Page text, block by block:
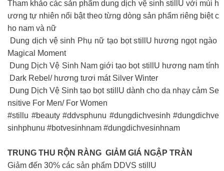
Tham khảo các sản phẩm dung dịch vệ sinh stillU với mùi h
ương tự nhiên nổi bật theo từng dòng sản phẩm riêng biệt c
ho nam và nữ
Dung dịch vệ sinh Phụ nữ tạo bọt stillU hương ngọt ngào
Magical Moment
Dung Dịch Vệ Sinh Nam giới tạo bọt stillU hương nam tính
Dark Rebel/ hương tươi mát Silver Winter
Dung Dịch Vệ Sinh tạo bọt stillU dành cho da nhạy cảm Se
nsitive For Men/ For Women
#stillu #beauty #ddvsphunu #dungdichvesinh #dungdichve
sinhphunu #botvesinhnam #dungdichvesinhnam
TRUNG THU RỘN RÀNG GIẢM GIÁ NGẬP TRÀN
Giảm đến 30% các sản phẩm DDVS stillU